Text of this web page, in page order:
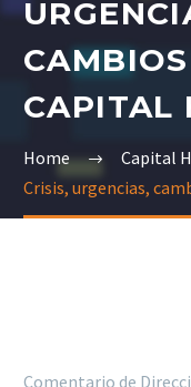
CAPITAL
Home
Capital
Crisis, urgencias,
Comentario de